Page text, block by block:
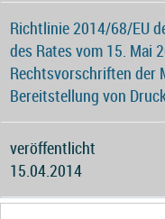
Richtlinie 2014/68/EU
des Rates vom 15. Mai
Rechtsvorschriften der
Bereitstellung von
veröffentlicht
15.04.2014